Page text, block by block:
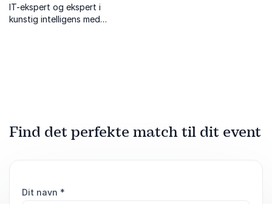
IT-ekspert og ekspert i
kunstig intelligens med
Find det perfekte match til dit event
Dit navn *